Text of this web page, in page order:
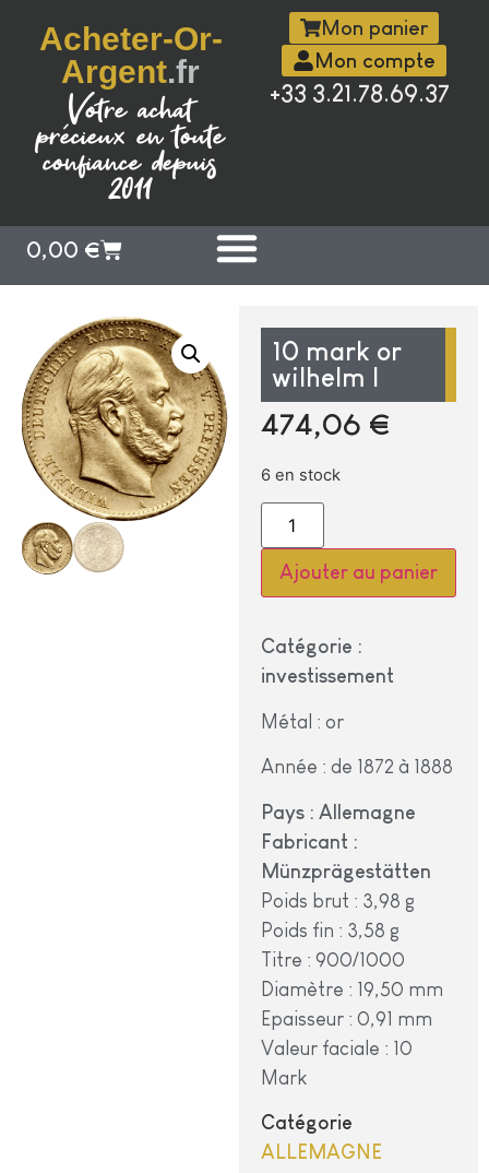
Acheter-Or-
Argent.fr
Votre achat
précieux en toute
confiance depuis
2011
Mon panier
Mon compte
+33 3.21.78.69.37
0,00 €
10 mark or
wilhelm I
474,06 €
6 en stock
Ajouter au panier
Catégorie :
investissement
Métal : or
Année : de 1872 à 1888
Pays : Allemagne
Fabricant :
Münzprägestätten
Poids brut : 3,98 g
Poids fin : 3,58 g
Titre : 900/1000
Diamètre : 19,50 mm
Epaisseur : 0,91 mm
Valeur faciale : 10
Mark
Catégorie
ALLEMAGNE